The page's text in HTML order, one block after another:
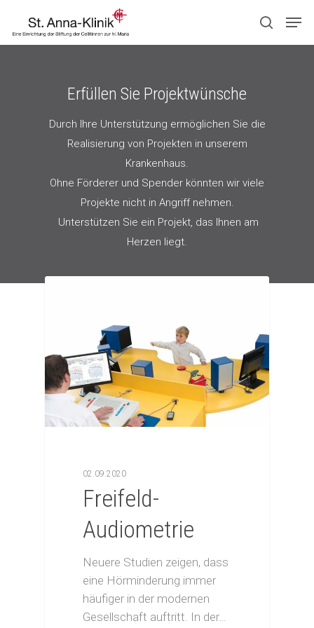
zum Schließen.
Erfüllen Sie Projektwünsche
Durch Ihre Unterstützung ermöglichen Sie die
Realisierung von Projekten in unserem
Krankenhaus.
Ohne Förderer und Spender könnten wir viele
Projekte nicht in Angriff nehmen.
Unterstützen Sie ein Projekt, das Ihnen am
Herzen liegt.
02.09.2020
Freifeld-
Audiometrie
Neuere Studien zeigen, dass
eine Hörminderung immer
häufiger in der modernen
Gesellschaft auftritt. In der…